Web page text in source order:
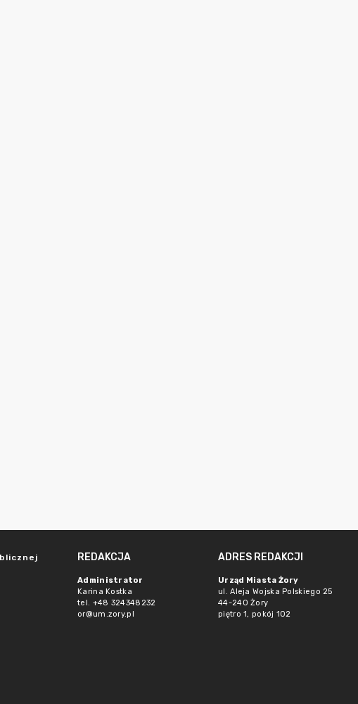
REDAKCJA
Administrator
Karina Kostka
tel. +48 324348232
or@um.zory.pl
ADRES REDAKCJI
Urząd Miasta Żory
ul. Aleja Wojska Polskiego 25
44-240 Żory
piętro 1, pokój 102